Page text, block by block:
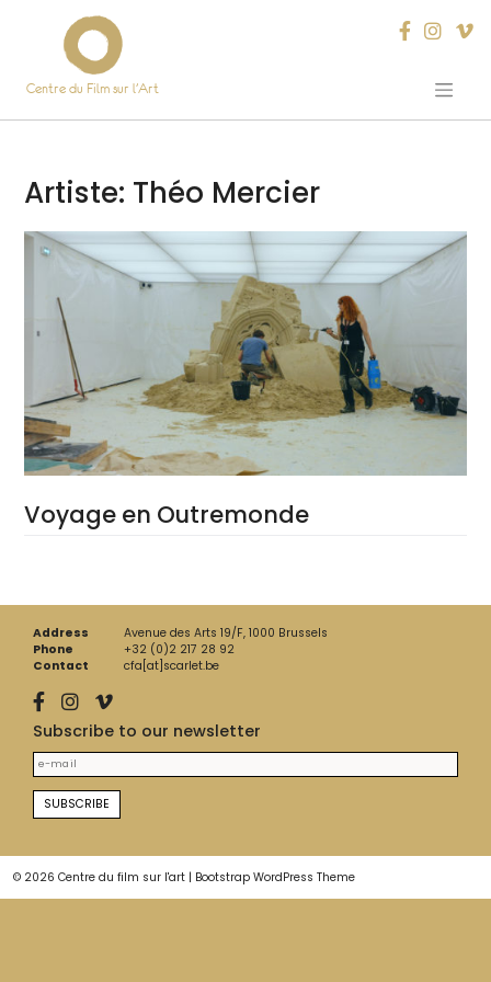
Centre du Film sur l’Art
Artiste: Théo Mercier
Voyage en Outremonde
Address
Avenue des Arts 19/F, 1000 Brussels
Phone
+32 (0)2 217 28 92
Contact
cfa[at]scarlet.be
Subscribe to our newsletter
© 2026 Centre du film sur l'art | Bootstrap WordPress Theme